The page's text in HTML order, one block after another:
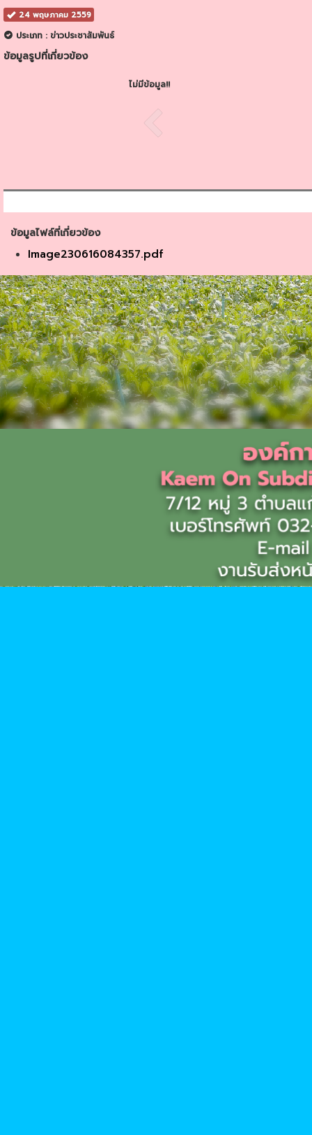
24 พฤษภาคม 2559
ประเภท : ข่าวประชาสัมพันธ์
ข้อมูลรูปที่เกี่ยวข้อง
ไม่มีข้อมูล!!
ข้อมูลไฟล์ที่เกี่ยวข้อง
Image230616084357.pdf